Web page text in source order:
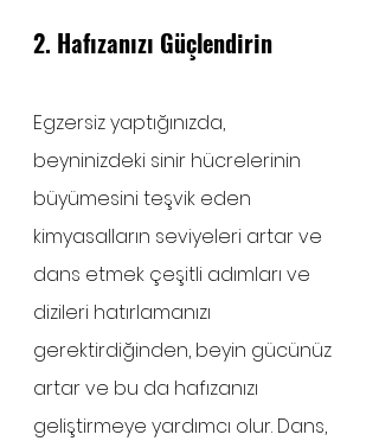
2. Hafızanızı Güçlendirin
Egzersiz yaptığınızda,
beyninizdeki sinir hücrelerinin
büyümesini teşvik eden
kimyasalların seviyeleri artar ve
dans etmek çeşitli adımları ve
dizileri hatırlamanızı
gerektirdiğinden, beyin gücünüz
artar ve bu da hafızanızı
geliştirmeye yardımcı olur. Dans,